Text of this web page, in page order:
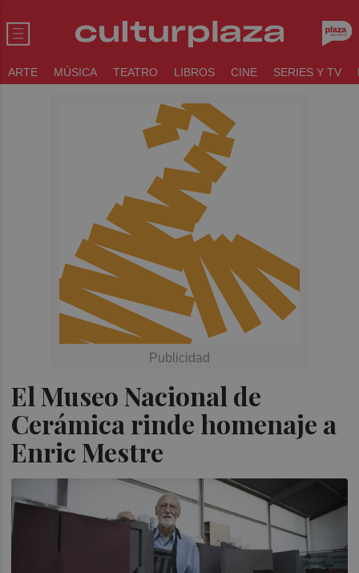
ARTE MÚSICA TEATRO LIBROS CINE SERIES Y TV
El Museo Nacional de
Cerámica rinde homenaje a
Enric Mestre